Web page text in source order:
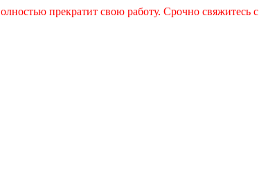
прекратит свою работу. Срочно свяжитесь с